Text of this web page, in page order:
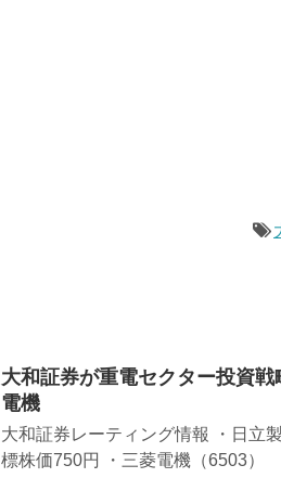
大和証券が重電セクター投資
電機
大和証券レーティング情報 ・日
標株価750円 ・三菱電機（6503